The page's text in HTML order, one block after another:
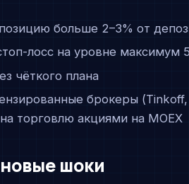
больше 2–3% от
лосс на уровне максимум
чёткого плана
брокеры
торговлю акциями на MOEX
шоки